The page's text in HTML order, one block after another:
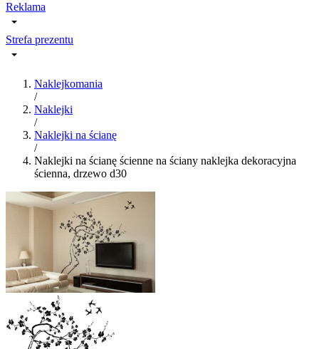
Reklama
Strefa prezentu
Naklejkomania
/
Naklejki
/
Naklejki na ścianę
/
Naklejki na ścianę ścienne na ściany naklejka dekoracyjna
ścienna, drzewo d30